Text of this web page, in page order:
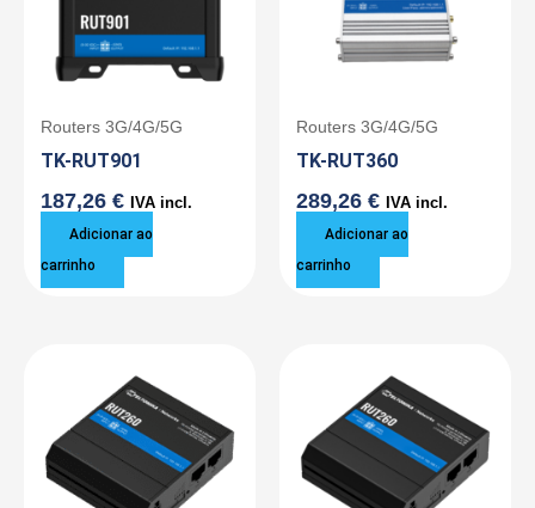
Routers 3G/4G/5G
TK-RUT901
187,26 € IVA incl.
Adicionar ao
carrinho
Routers 3G/4G/5G
TK-RUT360
289,26 € IVA incl.
Adicionar ao
carrinho